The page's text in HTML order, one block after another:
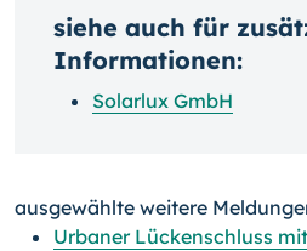
siehe auch für
Informationen:
Solarlux GmbH
ausgewählte weitere
Urbaner Lückenschluss